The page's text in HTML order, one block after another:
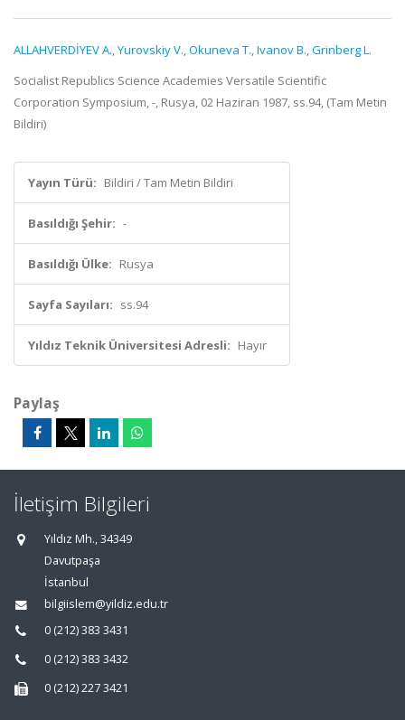
ALLAHVERDİYEV A.,Yurovskiy V.,Okuneva T.,Ivanov B.,Grinberg L.
Socialist Republics Science Academies Versatile Scientific
Corporation Symposium, -, Rusya, 02 Haziran 1987, ss.94, (Tam Metin
Bildiri)
Yayın Türü: Bildiri / Tam Metin Bildiri
Basıldığı Şehir: -
Basıldığı Ülke: Rusya
Sayfa Sayıları: ss.94
Yıldız Teknik Üniversitesi Adresli: Hayır
Paylaş
İletişim Bilgileri
Yıldız Mh., 34349
Davutpaşa
İstanbul
bilgiislem@yildiz.edu.tr
0 (212) 383 3431
0 (212) 383 3432
0 (212) 227 3421